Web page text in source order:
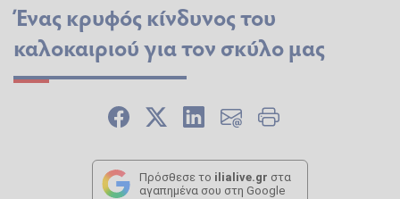
Ένας κρυφός κίνδυνος του
καλοκαιριού για τον σκύλο μας
Πρόσθεσε το ilialive.gr στα
αγαπημένα σου στη Google